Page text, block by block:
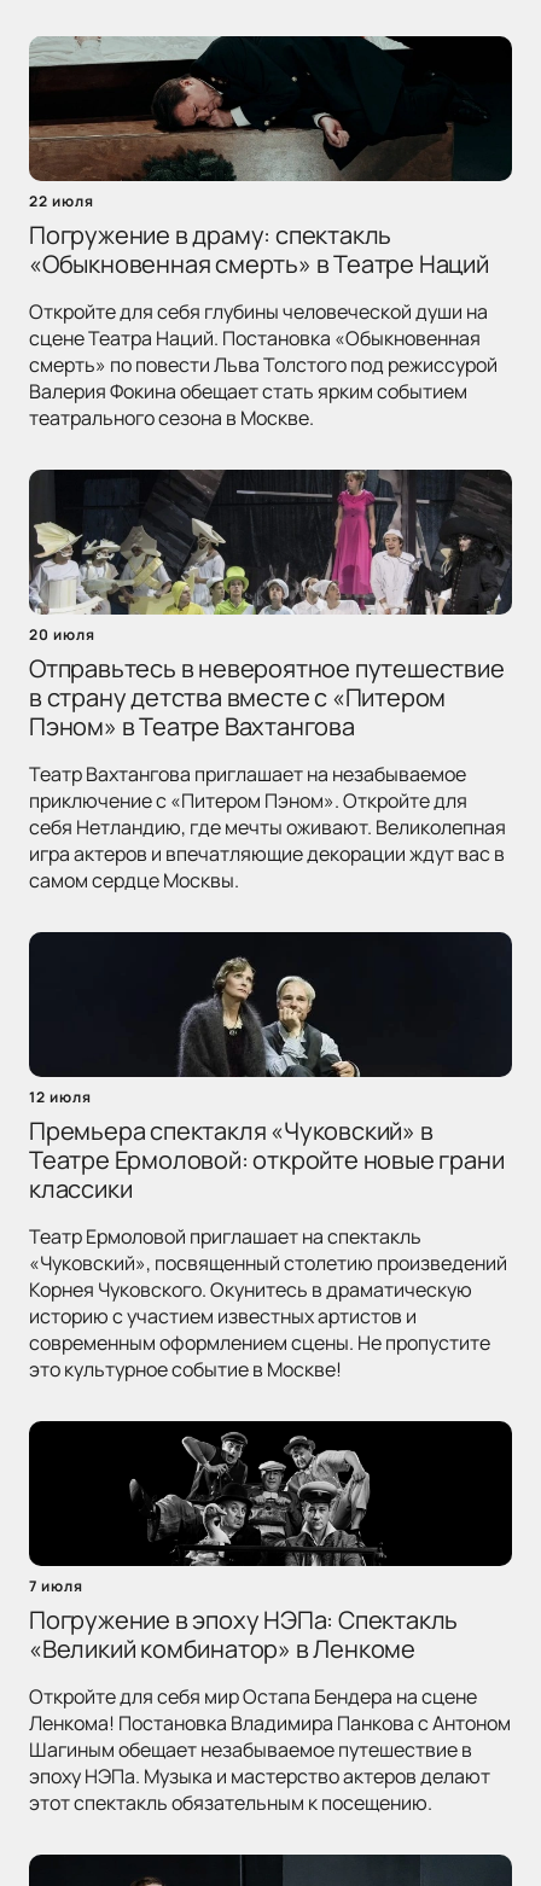
22 июля
Погружение в драму: спектакль
«Обыкновенная смерть» в Театре Наций
Откройте для себя глубины человеческой души на
сцене Театра Наций. Постановка «Обыкновенная
смерть» по повести Льва Толстого под режиссурой
Валерия Фокина обещает стать ярким событием
театрального сезона в Москве.
20 июля
Отправьтесь в невероятное путешествие
в страну детства вместе с «Питером
Пэном» в Театре Вахтангова
Театр Вахтангова приглашает на незабываемое
приключение с «Питером Пэном». Откройте для
себя Нетландию, где мечты оживают. Великолепная
игра актеров и впечатляющие декорации ждут вас в
самом сердце Москвы.
12 июля
Премьера спектакля «Чуковский» в
Театре Ермоловой: откройте новые грани
классики
Театр Ермоловой приглашает на спектакль
«Чуковский», посвященный столетию произведений
Корнея Чуковского. Окунитесь в драматическую
историю с участием известных артистов и
современным оформлением сцены. Не пропустите
это культурное событие в Москве!
7 июля
Погружение в эпоху НЭПа: Спектакль
«Великий комбинатор» в Ленкоме
Откройте для себя мир Остапа Бендера на сцене
Ленкома! Постановка Владимира Панкова с Антоном
Шагиным обещает незабываемое путешествие в
эпоху НЭПа. Музыка и мастерство актеров делают
этот спектакль обязательным к посещению.